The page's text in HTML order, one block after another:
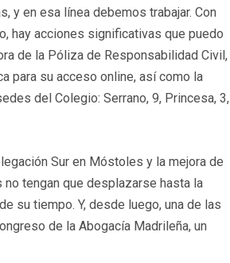
y en esa línea debemos trabajar. Con
hay acciones significativas que puedo
de la Póliza de Responsabilidad Civil,
para su acceso online, así como la
del Colegio: Serrano, 9, Princesa, 3,
Sur en Móstoles y la mejora de
tengan que desplazarse hasta la
su tiempo. Y, desde luego, una de las
de la Abogacía Madrileña, un